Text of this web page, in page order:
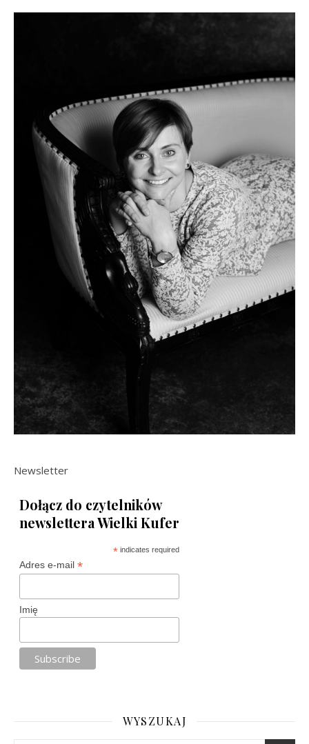
Newsletter
Dołącz do czytelników
newslettera Wielki Kufer
* indicates required
Adres e-mail *
Imię
WYSZUKAJ